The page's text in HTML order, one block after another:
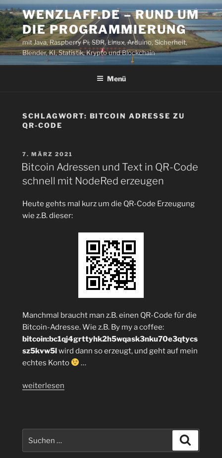
Zum
Inhalt
springen
WENZLAFF.DE – RUND UM
DIE PROGRAMMIERUNG
mit Java, Raspberry Pi, SDR, Linux, Arduino, Sicherheit,
Blender, KI, Statistik, Krypto und Blockchain
Menü
SCHLAGWORT: BITCOIN ADRESSE ZU
QR-CODE
VERÖFFENTLICHT
AM
7. MÄRZ 2021
Bitcoin Adressen und Text in QR-Code
schnell mit NodeRed erzeugen
Heute gehts mal kurz um die QR-Code Erzeugung
wie z.B. dieser:
Manchmal braucht man z.B. einen QR-Code für die
Bitcoin-Adresse. Wie z.B. By my a coffee:
bitcoin:bc1qj4grttyhk2h5wqask3nku70e3qtycs
sz5kvw5lwird dann so erzeugt, und geht auf mein
echtes Konto
…
„Bitcoin
in
QR-
weiterlesen
nach: